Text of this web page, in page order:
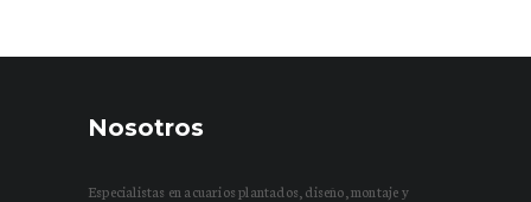
Nosotros
Especialistas en acuarios plantados, diseño, montaje y